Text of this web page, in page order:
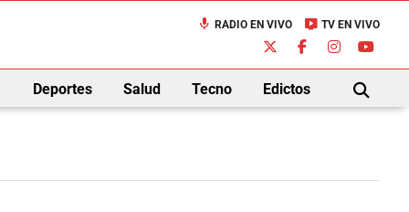
mic RADIO EN VIVO live_tv TV EN VIVO
Deportes Salud Tecno Edictos
BUSCAR